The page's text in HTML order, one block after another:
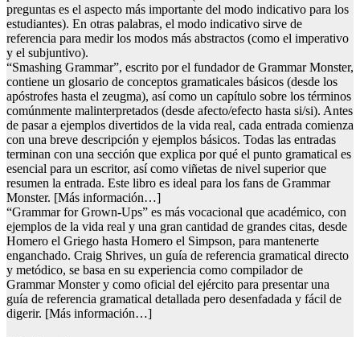
preguntas es el aspecto más importante del modo indicativo para los
estudiantes). En otras palabras, el modo indicativo sirve de
referencia para medir los modos más abstractos (como el imperativo
y el subjuntivo).
“Smashing Grammar”, escrito por el fundador de Grammar Monster,
contiene un glosario de conceptos gramaticales básicos (desde los
apóstrofes hasta el zeugma), así como un capítulo sobre los términos
comúnmente malinterpretados (desde afecto/efecto hasta si/si). Antes
de pasar a ejemplos divertidos de la vida real, cada entrada comienza
con una breve descripción y ejemplos básicos. Todas las entradas
terminan con una sección que explica por qué el punto gramatical es
esencial para un escritor, así como viñetas de nivel superior que
resumen la entrada. Este libro es ideal para los fans de Grammar
Monster. [Más información…]
“Grammar for Grown-Ups” es más vocacional que académico, con
ejemplos de la vida real y una gran cantidad de grandes citas, desde
Homero el Griego hasta Homero el Simpson, para mantenerte
enganchado. Craig Shrives, un guía de referencia gramatical directo
y metódico, se basa en su experiencia como compilador de
Grammar Monster y como oficial del ejército para presentar una
guía de referencia gramatical detallada pero desenfadada y fácil de
digerir. [Más información…]